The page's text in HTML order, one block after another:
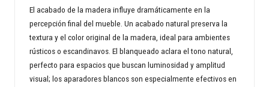
El acabado de la madera influye dramáticamente en la
percepción final del mueble. Un acabado natural preserva la
textura y el color original de la madera, ideal para ambientes
rústicos o escandinavos. El blanqueado aclara el tono natural,
perfecto para espacios que buscan luminosidad y amplitud
visual; los aparadores blancos son especialmente efectivos en